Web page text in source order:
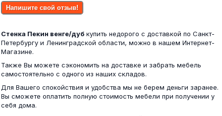
Стенка Соло № 8 венге/дуб
19 100 ₽
Стенка Соло № 10
Напишите свой отзыв!
Стенка Пекин венге/дуб купить недорого с доставкой по Санкт-
Петербургу и Ленинградской области, можно в нашем Интернет-
Магазине.
Также Вы можете сэкономить на доставке и забрать мебель
самостоятельно с одного из наших складов.
Для Вашего спокойствия и удобства мы не берем деньги заранее.
Вы сможете оплатить полную стоимость мебели при получении у
себя дома.